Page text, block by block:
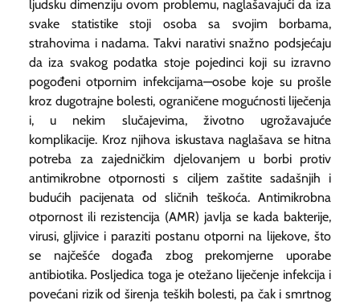
ljudsku dimenziju ovom problemu, naglašavajući da iza
svake statistike stoji osoba sa svojim borbama,
strahovima i nadama. Takvi narativi snažno podsjećaju
da iza svakog podatka stoje pojedinci koji su izravno
pogođeni otpornim infekcijama—osobe koje su prošle
kroz dugotrajne bolesti, ograničene mogućnosti liječenja
i, u nekim slučajevima, životno ugrožavajuće
komplikacije. Kroz njihova iskustava naglašava se hitna
potreba za zajedničkim djelovanjem u borbi protiv
antimikrobne otpornosti s ciljem zaštite sadašnjih i
budućih pacijenata od sličnih teškoća. Antimikrobna
otpornost ili rezistencija (AMR) javlja se kada bakterije,
virusi, gljivice i paraziti postanu otporni na lijekove, što
se najčešće događa zbog prekomjerne uporabe
antibiotika. Posljedica toga je otežano liječenje infekcija i
povećani rizik od širenja teških bolesti, pa čak i smrtnog